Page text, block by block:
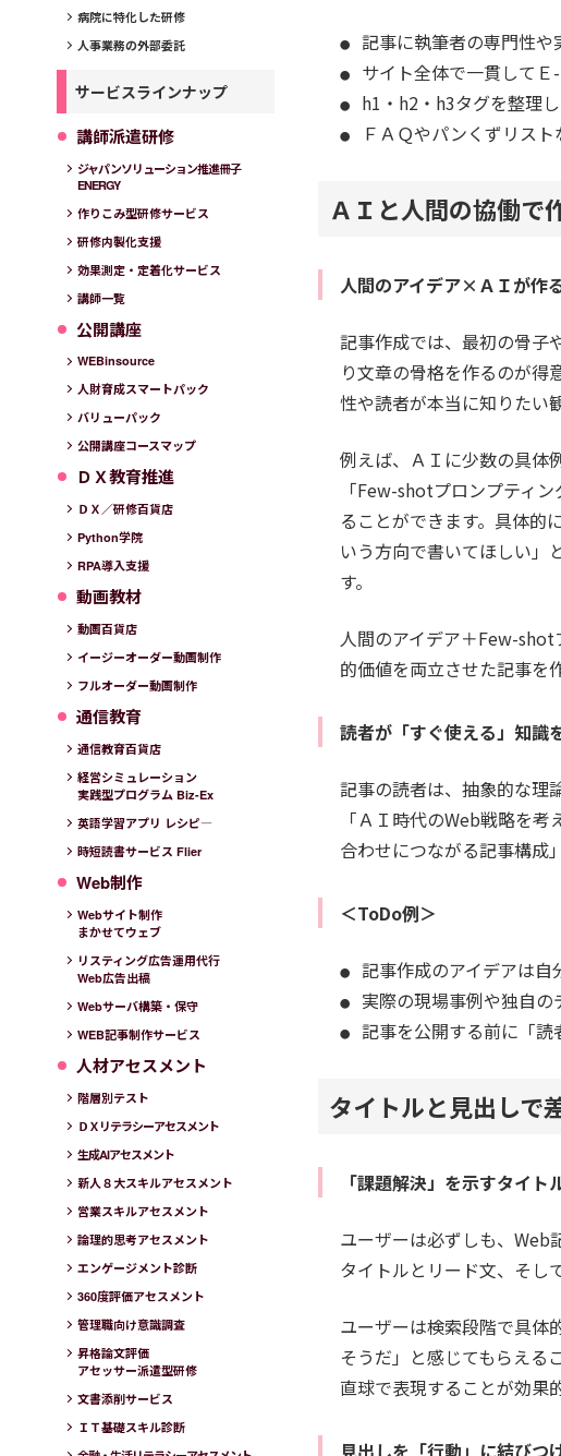
記事に執筆者の専門性
サイト全体で一貫して
h1・h2・h3タグを整理
ＦＡＱやパンくずリス
ＡＩと人間の協働で
人間のアイデア×ＡＩが作
記事作成では、最初の骨子
り文章の骨格を作るのが得
性や読者が本当に知りたい
例えば、ＡＩに少数の具体
「Few-shotプロンプティ
ることができます。具体的
いう方向で書いてほしい」
す。
人間のアイデア＋Few-
的価値を両立させた記事を
読者が「すぐ使える」知識
記事の読者は、抽象的な理
「ＡＩ時代のWeb戦略を
合わせにつながる記事構成
＜ToDo例＞
記事作成のアイデアは
実際の現場事例や独自
記事を公開する前に「
タイトルと見出しで
「課題解決」を示すタイト
ユーザーは必ずしも、Web
タイトルとリード文、そし
ユーザーは検索段階で具体
そうだ」と感じてもらえる
直球で表現することが効果
病院に特化した研修
人事業務の外部委託
サービスラインナップ
講師派遣研修
ジャパンソリューション推進冊子
ENERGY
作りこみ型研修サービス
研修内製化支援
効果測定・定着化サービス
講師一覧
公開講座
WEBinsource
人財育成スマートパック
バリューパック
公開講座コースマップ
ＤＸ教育推進
ＤＸ／研修百貨店
Python学院
RPA導入支援
動画教材
動画百貨店
イージーオーダー動画制作
フルオーダー動画制作
通信教育
通信教育百貨店
経営シミュレーション
実践型プログラム Biz-Ex
英語学習アプリ レシピ―
時短読書サービス Flier
Web制作
Webサイト制作
まかせてウェブ
リスティング広告運用代行
Web広告出稿
Webサーバ構築・保守
WEB記事制作サービス
人材アセスメント
階層別テスト
ＤＸリテラシーアセスメント
生成AIアセスメント
新人８大スキルアセスメント
営業スキルアセスメント
論理的思考アセスメント
エンゲージメント診断
360度評価アセスメント
管理職向け意識調査
昇格論文評価
アセッサー派遣型研修
文書添削サービス
ＩＴ基礎スキル診断